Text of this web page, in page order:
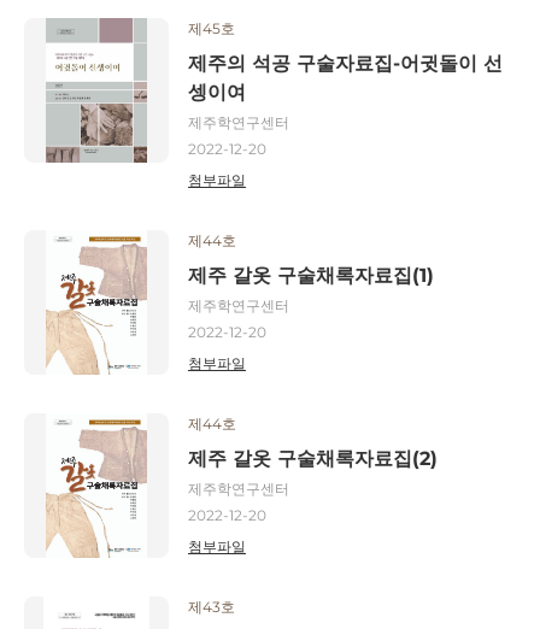
제45호
제주의 석공 구술자료집-어귓돌이 선
셍이여
제주학연구센터
2022-12-20
첨부파일
제44호
제주 갈옷 구술채록자료집(1)
제주학연구센터
2022-12-20
첨부파일
제44호
제주 갈옷 구술채록자료집(2)
제주학연구센터
2022-12-20
첨부파일
제43호